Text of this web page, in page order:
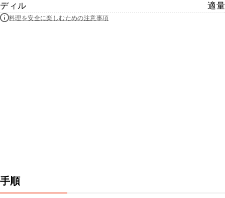
ディル
適量
料理を安全に楽しむための注意事項
手順